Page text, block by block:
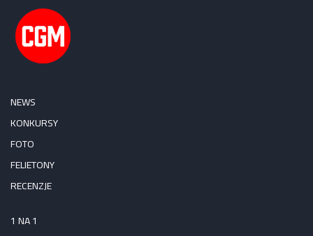
NEWS
KONKURSY
FOTO
FELIETONY
RECENZJE
1 NA 1